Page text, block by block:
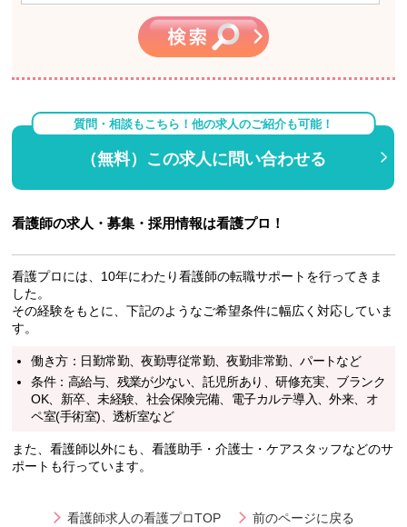
質問・相談もこちら！他の求人のご紹介も可能！
（無料）この求人に問い合わせる
看護師の求人・募集・採用情報は看護プロ！
看護プロには、10年にわたり看護師の転職サポートを行ってきま
した。
その経験をもとに、下記のようなご希望条件に幅広く対応していま
す。
働き方：日勤常勤、夜勤専従常勤、夜勤非常勤、パートなど
条件：高給与、残業が少ない、託児所あり、研修充実、ブランク
OK、新卒、未経験、社会保険完備、電子カルテ導入、外来、オ
ペ室(手術室)、透析室など
また、看護師以外にも、看護助手・介護士・ケアスタッフなどのサ
ポートも行っています。
看護師求人の看護プロTOP 前のページに戻る